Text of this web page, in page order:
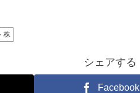
株
シェアする
Facebook